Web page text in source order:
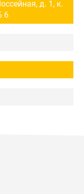
д. 1, к.
6